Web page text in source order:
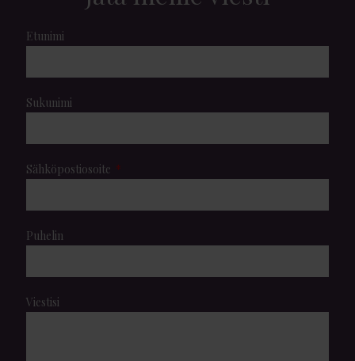
Etunimi
Sukunimi
Sähköpostiosoite
Puhelin
Viestisi